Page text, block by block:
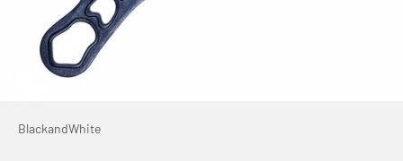
BlackandWhite